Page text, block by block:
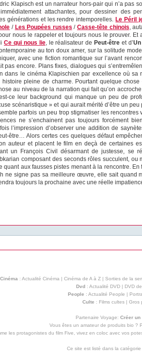
Klapisch est un narrateur hors-pair qui n’a pas
attachantes, pour dessiner des
générations et les rendre intemporelles. Le Péril
/ Les Poupées russes / Casse-tête chinois,
nous le rappeler et toujours nous le prouver. Et
Ce qui nous lie, le réalisateur de Peut-être et d’
au ton doux amer, sur la solitude
avec une fiction romantique sur l’avant
pas encore. Plans fixes, dialogues qui
dans le cinéma Klapischien par excellence où sa
histoire pleine de charme. Pourtant quelque
au niveau de la narration qui fait qu’on
ce leur background qui manque un peu de
scénaristique » et qui aurait mérité d’être un
parfois un peu trop stigmatiser les rencontres
ne s’enchainent pas toujours forcément
l’impression d’observer une addition de
être… Alors certes ces quelques défaut
auteur et placent le film en deçà de certaines
un François Civil désarmant de justesse, se
composant des seconds rôles succulent, ou
quant aux fausses pistes menant à la rencontre.
ne signe pas sa meilleure œuvre, elle sait quand
toujours la prochaine avec une réelle
Cinéma : Actualité Cinéma | Cinéma de A à Z| Sorties de la
Dvd: Actualité DVD| DVD
People : Actualité People |
Culte : Films cultes | Gros
Partenaire Voyage: Créer un
Vous êtes un amateur de produits bio ?
les protagonistes du film Five, vivez en coloc avec vos
Ce site est listé dans la catégorie